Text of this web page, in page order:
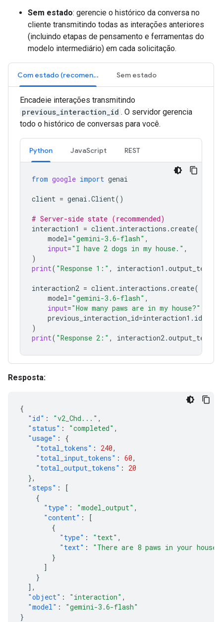
Sem estado: gerencie o histórico da conversa no
cliente transmitindo todas as interações anteriores
(incluindo etapas de pensamento e ferramentas do
modelo intermediário) em cada solicitação.
Com estado (recomendado) Sem estado
Encadeie interações transmitindo
previous_interaction_id . O servidor gerencia
todo o histórico de conversas para você.
Python JavaScript REST
from google import genai
client = genai .Client()
# Server-side state (recommended)
interaction1
= client. interactions .create(
model="gemini-3.6-flash" ,
input="I have 2 dogs in my house." ,
)
print( "Response 1:" , interaction1 .output_text
interaction2 = client. interactions .create(
model="gemini-3.6-flash" ,
input="How many paws are in my house?"
previous_interaction_id=interaction1 . id
)
print( "Response 2:" , interaction2.output_text
Resposta:
{
"id" : "v2_Chd..." ,
"status" : "completed" ,
"usage" :
{
"total_tokens" : 240,
"total_input_tokens" : 60,
"total_output_tokens" :
20
},
"steps" :
[
{
"type" : "model_output" ,
"content" :
[
{
"type" : "text" ,
"text" :
"There are 8 paws in your
}
]
}
],
"object" : "interaction" ,
"model" :
"gemini-3.6-flash"
}